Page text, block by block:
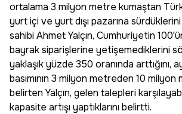
ortalama 3 milyon metre kumaştan Türk
yurt içi ve yurt dışı pazarına
sahibi Ahmet Yalçın, Cumhuriyetin
bayrak siparişlerine yetişemediklerini
yaklaşık yüzde 350 oranında arttığını,
basımının 3 milyon metreden 10 milyon
belirten Yalçın, gelen talepleri
kapasite artışı yaptıklarını belirtti.